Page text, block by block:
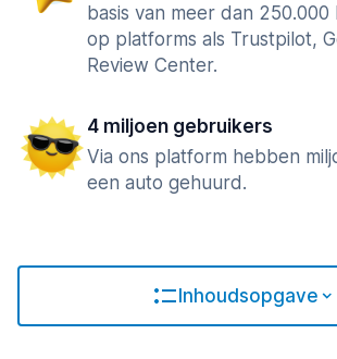
basis van meer dan
op platforms als Trustpilot,
Review Center.
4 miljoen gebruikers
Via ons platform hebben
een auto gehuurd.
Inhoudsopgave